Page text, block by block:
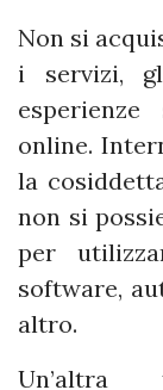
Non si
i servizi,
online.
la
non si
per
software,
altro.
Un’altra